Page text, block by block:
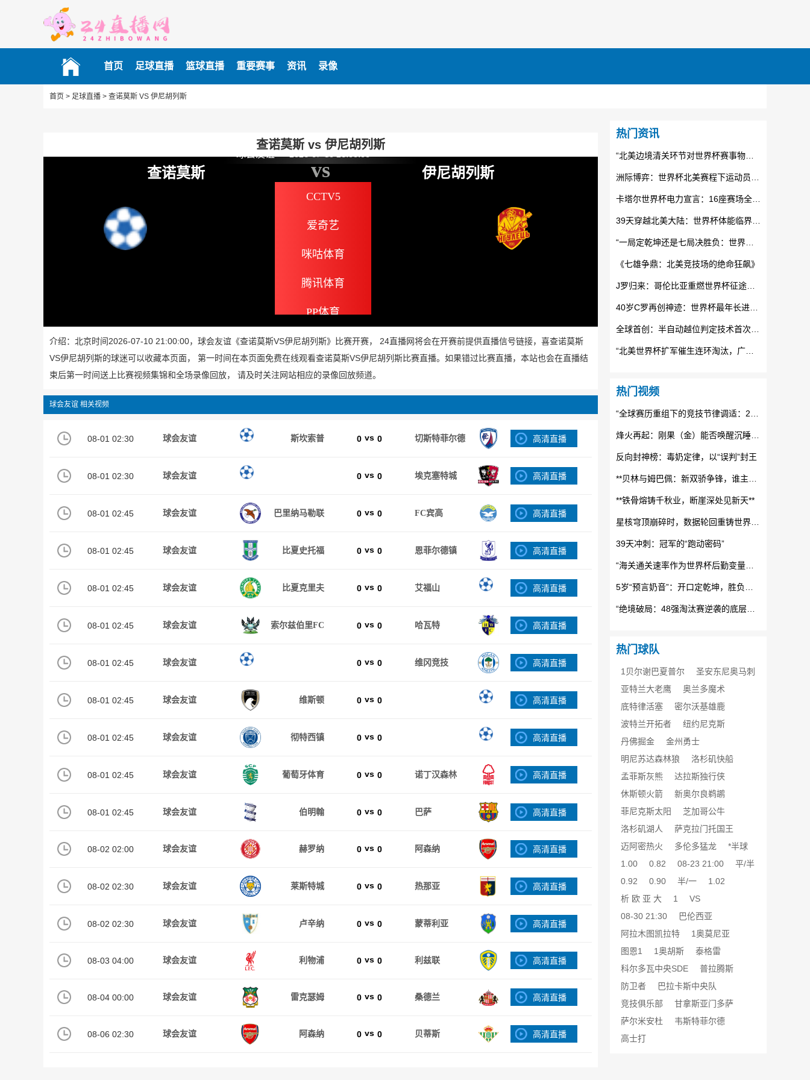
首页 足球直播 篮球直播 重要赛事 资讯 录像
首页 > 足球直播 > 查诺莫斯 VS 伊尼胡列斯
查诺莫斯 vs 伊尼胡列斯
查诺莫斯 vs 伊尼胡列斯
CCTV5
爱奇艺
咪咕体育
腾讯体育
PP体育
介绍：北京时间2026-07-10 21:00:00，球会友谊《查诺莫斯VS伊尼胡列斯》比赛开赛， 24直播网将会在开赛前提供直播信号链接，喜查诺莫斯
VS伊尼胡列斯的球迷可以收藏本页面， 第一时间在本页面免费在线观看查诺莫斯VS伊尼胡列斯比赛直播。如果错过比赛直播，本站也会在直播结
束后第一时间送上比赛视频集锦和全场录像回放， 请及时关注网站相应的录像回放频道。
球会友谊 相关视频
08-01 02:30 球会友谊 斯坎索普 0 vs 0 切斯特菲尔德 高清直播
08-01 02:30 球会友谊 0 vs 0 埃克塞特城 高清直播
08-01 02:45 球会友谊 巴里纳马勒联 0 vs 0 FC宾高 高清直播
08-01 02:45 球会友谊 比夏史托福 0 vs 0 恩菲尔德镇 高清直播
08-01 02:45 球会友谊 比夏克里夫 0 vs 0 艾福山 高清直播
08-01 02:45 球会友谊 索尔兹伯里FC 0 vs 0 哈瓦特 高清直播
08-01 02:45 球会友谊 0 vs 0 维冈竞技 高清直播
08-01 02:45 球会友谊 维斯顿 0 vs 0 高清直播
08-01 02:45 球会友谊 彻特西镇 0 vs 0 高清直播
08-01 02:45 球会友谊 葡萄牙体育 0 vs 0 诺丁汉森林 高清直播
08-01 02:45 球会友谊 伯明翰 0 vs 0 巴萨 高清直播
08-02 02:00 球会友谊 赫罗纳 0 vs 0 阿森纳 高清直播
08-02 02:30 球会友谊 莱斯特城 0 vs 0 热那亚 高清直播
08-02 02:30 球会友谊 卢辛纳 0 vs 0 蒙蒂利亚 高清直播
08-03 04:00 球会友谊 利物浦 0 vs 0 利兹联 高清直播
08-04 00:00 球会友谊 雷克瑟姆 0 vs 0 桑德兰 高清直播
08-06 02:30 球会友谊 阿森纳 0 vs 0 贝蒂斯 高清直播
热门资讯
《七雄争鼎：北美竞技场的绝命狂飙》
热门视频
反向封神榜：毒奶定律，以“误判”封王
**铁骨熔铸千秋业，断崖深处见新天**
39天冲刺：冠军的“跑动密码”
热门球队
1贝尔谢巴夏普尔
圣安东尼奥马刺
亚特兰大老鹰
奥兰多魔术
底特律活塞
密尔沃基雄鹿
波特兰开拓者
纽约尼克斯
丹佛掘金
金州勇士
明尼苏达森林狼
洛杉矶快船
孟菲斯灰熊
达拉斯独行侠
休斯顿火箭
新奥尔良鹈鹕
菲尼克斯太阳
芝加哥公牛
洛杉矶湖人
萨克拉门托国王
迈阿密热火
多伦多猛龙
*半球
1.00
0.82 08-23 21:00
平/半
0.92
0.90 半/一
1.02
析 欧 亚 大
1
VS
08-30 21:30
巴伦西亚
阿拉木图凯拉特
1奥莫尼亚
图恩1
1奥胡斯
泰格雷
科尔多瓦中央SDE
普拉腾斯
防卫者
巴拉卡斯中央队
竞技俱乐部
甘拿斯亚门多萨
萨尔米安杜
韦斯特菲尔德
高士打